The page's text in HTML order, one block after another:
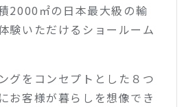
2000㎡の日本最大級の輸
験いただけるショールーム
グをコンセプトとした８つ
お客様が暮らしを想像でき